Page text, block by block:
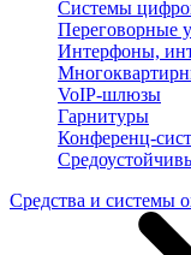
Системы
Переговорные
Интерфоны,
VoIP-шлюзы
Гарнитуры
Конференц-
Средства и системы